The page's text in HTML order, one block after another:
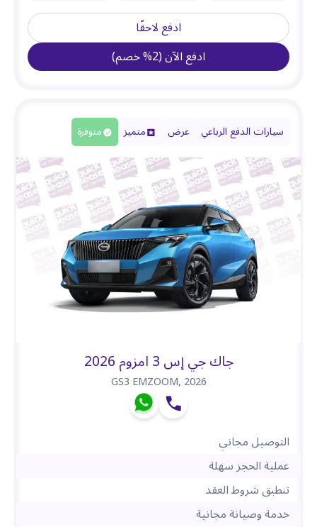
ادفع لاحقًا
ادفع الآن(
2
%خصم)
سيارات الدفع الرباعي عرض متميز متوفرة
جاك جي إس 3 امزوم 2026
GS3 EMZOOM,2026
التوصيل مجاني
عملية الحجز سهلة
تنطبق شروط العقد
خدمة وصيانة مجانية